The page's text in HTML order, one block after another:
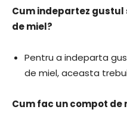
Cum indepartez
de miel?
Pentru a indeparta
de miel, aceasta
Cum fac un compot de